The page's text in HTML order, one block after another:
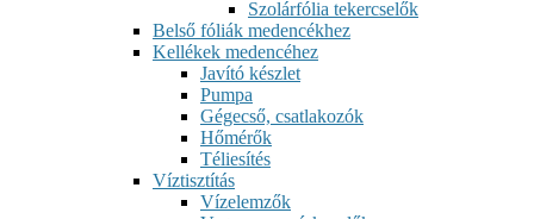
Szolárfólia tekercselők
Belső fóliák medencékhez
Kellékek medencéhez
Javító készlet
Pumpa
Gégecső, csatlakozók
Hőmérők
Téliesítés
Víztisztítás
Vízelemzők